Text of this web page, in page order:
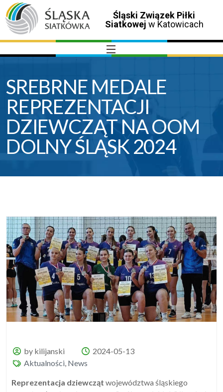
Śląski Związek Piłki
Siatkowej w Katowicach
SREBRNE MEDALE
REPREZENTACJI
DZIEWCZĄT NA OOM
DOLNY ŚLĄSK 2024
by kilijanski
2024-05-13
Aktualności, News
Reprezentacja dziewcząt województwa śląskiego